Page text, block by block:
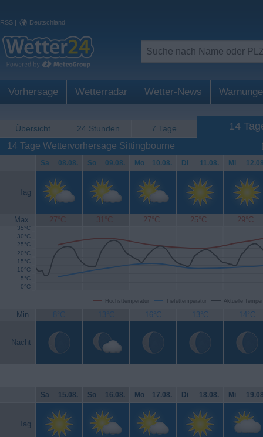
RSS | Deutschland
Vorhersage Wetterradar Wetter-News
Übersicht 24 Stunden 7 Tage 14
14 Tage Wettervorhersage Sittingbourne
Sa. 08.08. So. 09.08. Mo. 10.08. Di. 11.08. Mi.
Tag
Max. 27°C 31°C 27°C 25°C 29°C
Höchsttemperatur Tiefsttemperatur Aktuelle
0°C
5°C
10°C
15°C
20°C
25°C
30°C
35°C
Min. 8°C 13°C 16°C 13°C 14°C
Nacht
Sa. 15.08. So. 16.08. Mo. 17.08. Di. 18.08. Mi.
Tag